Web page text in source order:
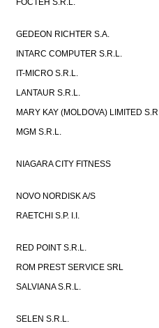
FOCTEH S.R.L.
GEDEON RICHTER S.A.
INTARC COMPUTER S.R.L.
IT-MICRO S.R.L.
LANTAUR S.R.L.
MARY KAY (MOLDOVA) LIMITED
MGM S.R.L.
NIAGARA CITY FITNESS
NOVO NORDISK A/S
RAETCHI S.P. I.I.
RED POINT S.R.L.
ROM PREST SERVICE SRL
SALVIANA S.R.L.
SELEN S.R.L.